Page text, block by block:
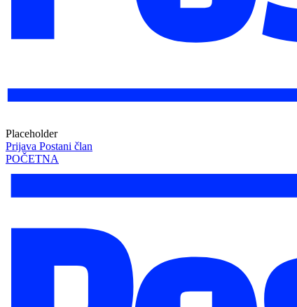
Placeholder
Prijava Postani član
POČETNA